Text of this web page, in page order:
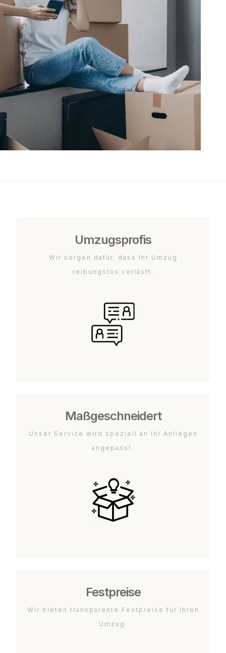
Umzugsprofis
Wir sorgen dafür, dass Ihr Umzug
reibungslos verläuft.
Maßgeschneidert
Unser Service wird speziell an Ihr Anliegen
angepasst.
Festpreise
Wir bieten transparente Festpreise für Ihren
Umzug.